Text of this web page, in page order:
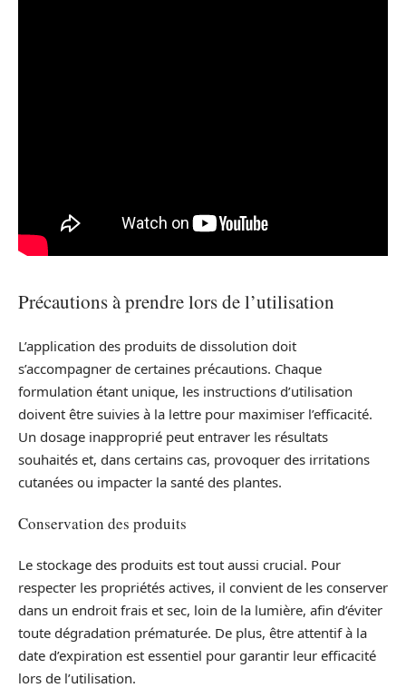
Précautions à prendre lors de l’utilisation
L’application des produits de dissolution doit
s’accompagner de certaines précautions. Chaque
formulation étant unique, les instructions d’utilisation
doivent être suivies à la lettre pour maximiser l’efficacité.
Un dosage inapproprié peut entraver les résultats
souhaités et, dans certains cas, provoquer des irritations
cutanées ou impacter la santé des plantes.
Conservation des produits
Le stockage des produits est tout aussi crucial. Pour
respecter les propriétés actives, il convient de les conserver
dans un endroit frais et sec, loin de la lumière, afin d’éviter
toute dégradation prématurée. De plus, être attentif à la
date d’expiration est essentiel pour garantir leur efficacité
lors de l’utilisation.